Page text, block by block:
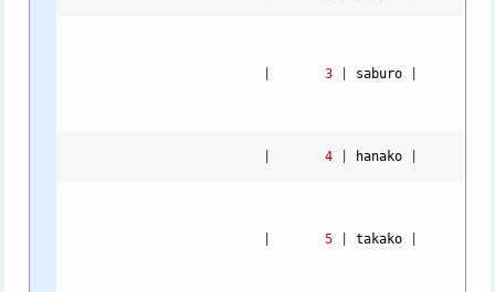
3 saburo
4 hanako
5 takako